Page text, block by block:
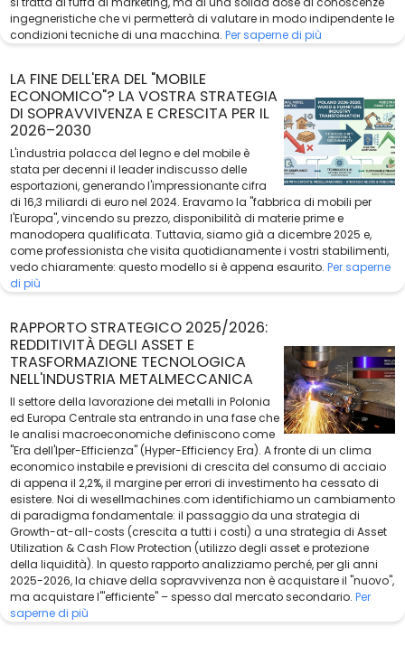
ingegneristiche che vi permetterà di valutare in modo indipendente le
condizioni tecniche di una macchina. Per saperne di più
LA FINE DELL'ERA DEL "MOBILE
ECONOMICO"? LA VOSTRA STRATEGIA
DI SOPRAVVIVENZA E CRESCITA PER IL
2026–2030
L'industria polacca del legno e del mobile è
stata per decenni il leader indiscusso delle
esportazioni, generando l'impressionante cifra
di 16,3 miliardi di euro nel 2024. Eravamo la "fabbrica di mobili per
l'Europa", vincendo su prezzo, disponibilità di materie prime e
manodopera qualificata. Tuttavia, siamo già a dicembre 2025 e,
come professionista che visita quotidianamente i vostri stabilimenti,
vedo chiaramente: questo modello si è appena esaurito. Per saperne
di più
RAPPORTO STRATEGICO 2025/2026:
REDDITIVITÀ DEGLI ASSET E
TRASFORMAZIONE TECNOLOGICA
NELL'INDUSTRIA METALMECCANICA
Il settore della lavorazione dei metalli in Polonia
ed Europa Centrale sta entrando in una fase che
le analisi macroeconomiche definiscono come
"Era dell'Iper-Efficienza" (Hyper-Efficiency Era). A fronte di un clima
economico instabile e previsioni di crescita del consumo di acciaio
di appena il 2,2%, il margine per errori di investimento ha cessato di
esistere. Noi di wesellmachines.com identifichiamo un cambiamento
di paradigma fondamentale: il passaggio da una strategia di
Growth-at-all-costs (crescita a tutti i costi) a una strategia di Asset
Utilization & Cash Flow Protection (utilizzo degli asset e protezione
della liquidità). In questo rapporto analizziamo perché, per gli anni
2025-2026, la chiave della sopravvivenza non è acquistare il "nuovo",
ma acquistare l'"efficiente" – spesso dal mercato secondario. Per
saperne di più